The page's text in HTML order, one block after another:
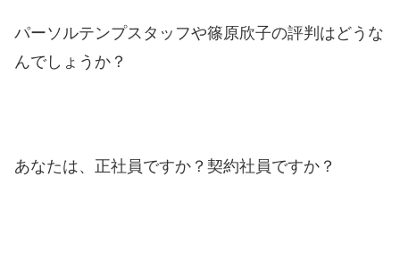
パーソルテンプスタッフや篠原欣子の評判はどうな
んでしょうか？
あなたは、正社員ですか？契約社員ですか？